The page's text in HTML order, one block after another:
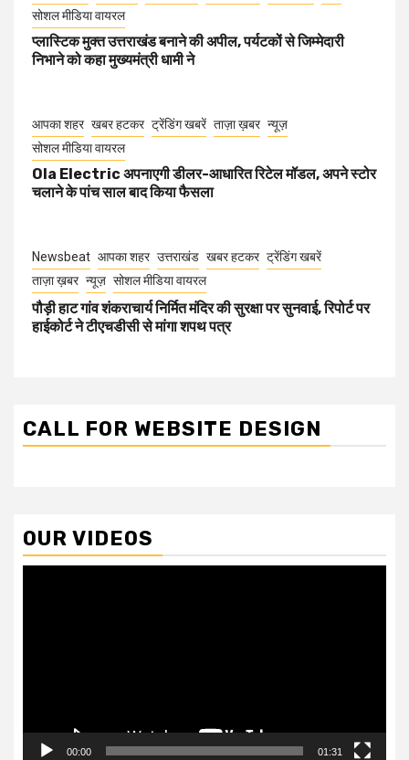
सोशल मीडिया वायरल
प्लास्टिक मुक्त उत्तराखंड बनाने की अपील, पर्यटकों से जिम्मेदारी
निभाने को कहा मुख्यमंत्री धामी ने
आपका शहर खबर हटकर ट्रेंडिंग खबरें ताज़ा ख़बर न्यूज़
सोशल मीडिया वायरल
Ola Electric अपनाएगी डीलर-आधारित रिटेल मॉडल, अपने स्टोर
चलाने के पांच साल बाद किया फैसला
Newsbeat आपका शहर उत्तराखंड खबर हटकर ट्रेंडिंग खबरें
ताज़ा ख़बर न्यूज़ सोशल मीडिया वायरल
पौड़ी हाट गांव शंकराचार्य निर्मित मंदिर की सुरक्षा पर सुनवाई, रिपोर्ट पर
हाईकोर्ट ने टीएचडीसी से मांगा शपथ पत्र
CALL FOR WEBSITE DESIGN
OUR VIDEOS
00:00 01:31